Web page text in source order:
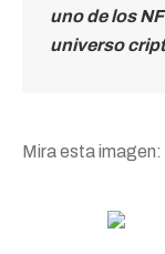
uno de los
universo
Mira esta imagen: